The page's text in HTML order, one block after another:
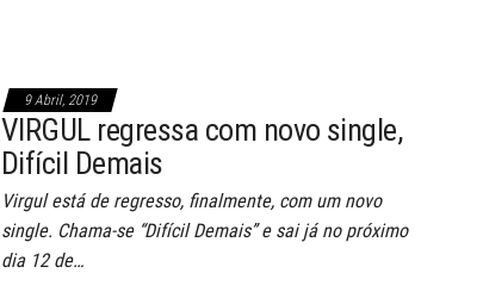
9 Abril, 2019
VIRGUL regressa com novo single,
Difícil Demais
Virgul está de regresso, finalmente, com um novo
single. Chama-se “Difícil Demais” e sai já no próximo
dia 12 de…